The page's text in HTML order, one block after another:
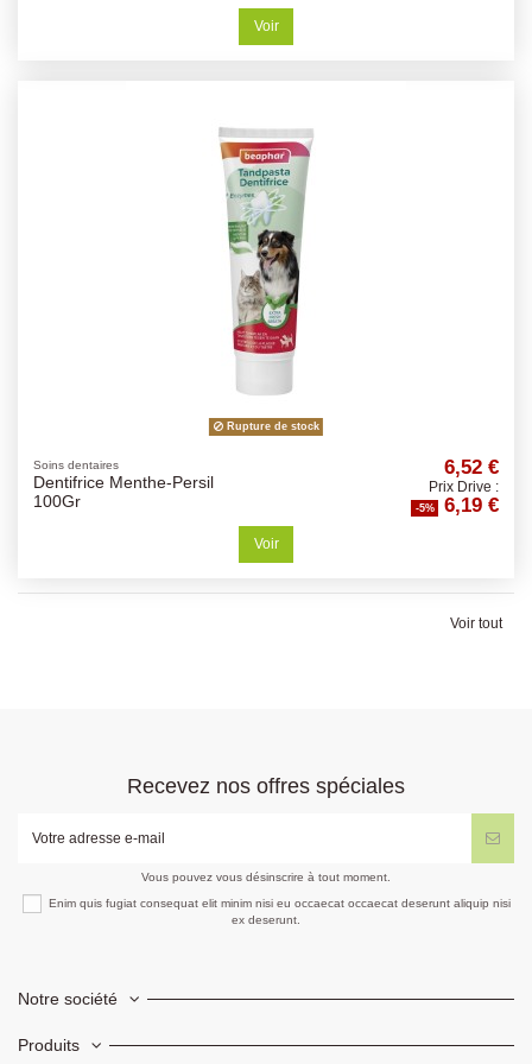
Voir
Rupture de stock
Soins dentaires
Dentifrice Menthe-Persil
100Gr
6,52 €
Prix Drive :
-5% 6,19 €
Voir
Voir tout
Recevez nos offres spéciales
Vous pouvez vous désinscrire à tout moment.
Enim quis fugiat consequat elit minim nisi eu occaecat occaecat deserunt aliquip nisi
ex deserunt.
Notre société
Produits